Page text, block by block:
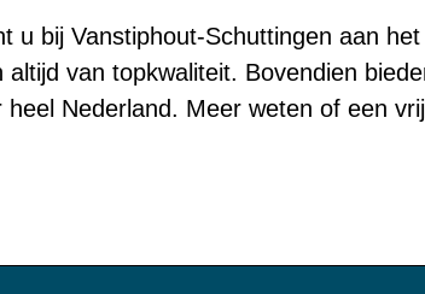
u bij Vanstiphout-Schuttingen aan
van topkwaliteit. Bovendien
Nederland. Meer weten of een